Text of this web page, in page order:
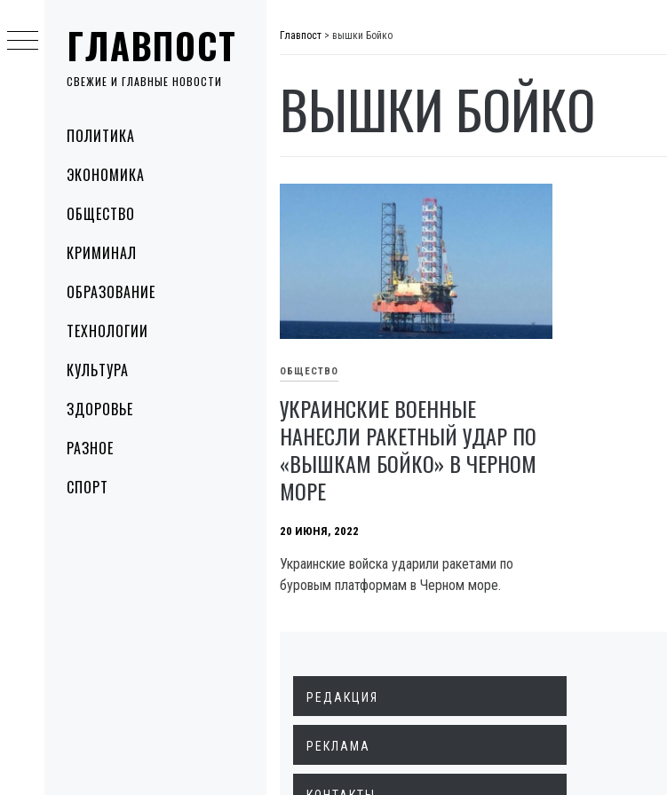
ГЛАВПОСТ
СВЕЖИЕ И ГЛАВНЫЕ НОВОСТИ
MenuПОЛИТИКА
ЭКОНОМИКА
ОБЩЕСТВО
КРИМИНАЛ
ОБРАЗОВАНИЕ
ТЕХНОЛОГИИ
КУЛЬТУРА
ЗДОРОВЬЕ
РАЗНОЕ
СПОРТ
to
content
Главпост > вышки Бойко
ВЫШКИ БОЙКО
ОБЩЕСТВО
УКРАИНСКИЕ ВОЕННЫЕ
НАНЕСЛИ РАКЕТНЫЙ УДАР ПО
«ВЫШКАМ БОЙКО» В ЧЕРНОМ
МОРЕ
20 ИЮНЯ, 2022
Украинские войска ударили ракетами по
буровым платформам в Черном море.
РЕДАКЦИЯ
РЕКЛАМА